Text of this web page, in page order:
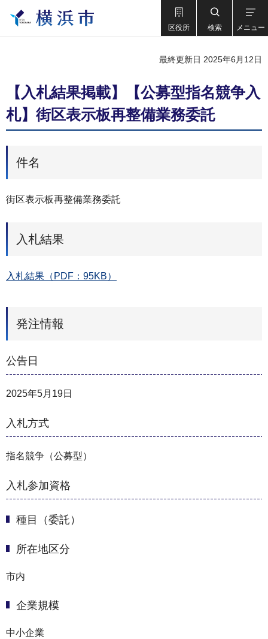
区役所 検索 メニュー
最終更新日 2025年6月12日
【入札結果掲載】【公募型指名競争入
札】街区表示板再整備業務委託
件名
街区表示板再整備業務委託
入札結果
入札結果（PDF：95KB）
発注情報
公告日
2025年5月19日
入札方式
指名競争（公募型）
入札参加資格
種目（委託）
所在地区分
市内
企業規模
中小企業